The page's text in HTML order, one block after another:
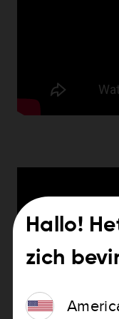
Hallo!
zich